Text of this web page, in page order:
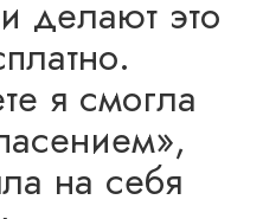
делают это
я смогла
на себя